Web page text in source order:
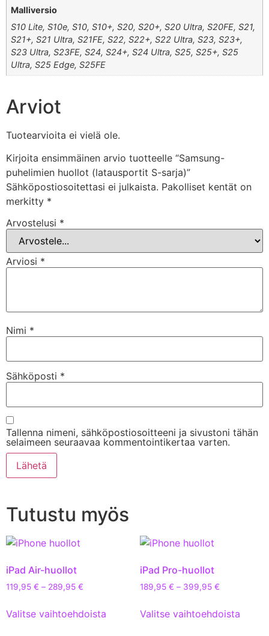
Malliversio
S10 Lite, S10e, S10, S10+, S20, S20+, S20 Ultra, S20FE, S21,
S21+, S21 Ultra, S21FE, S22, S22+, S22 Ultra, S23, S23+,
S23 Ultra, S23FE, S24, S24+, S24 Ultra, S25, S25+, S25
Ultra, S25 Edge, S25FE
Arviot
Tuotearvioita ei vielä ole.
Kirjoita ensimmäinen arvio tuotteelle “Samsung-
puhelimien huollot (latausportit S-sarja)”
Sähköpostiosoitettasi ei julkaista. Pakolliset kentät on
merkitty *
Arvostelusi *
Arviosi *
Nimi *
Sähköposti *
Tallenna nimeni, sähköpostiosoitteeni ja sivustoni tähän
selaimeen seuraavaa kommentointikertaa varten.
Tutustu myös
iPad Air-huollot
119,95 € – 289,95 €
Valitse vaihtoehdoista
iPad Pro-huollot
189,95 € – 399,95 €
Valitse vaihtoehdoista